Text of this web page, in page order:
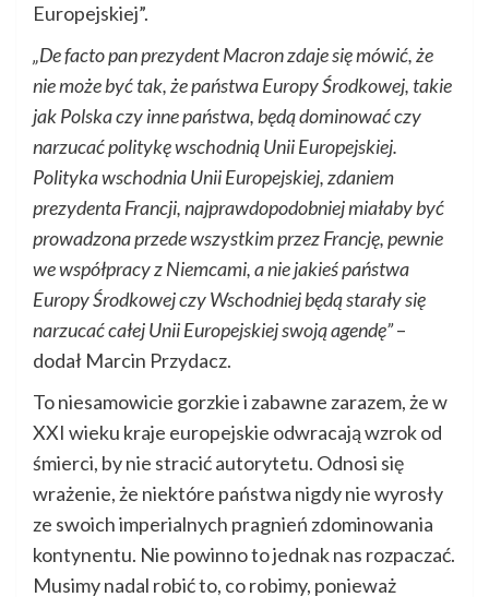
Europejskiej”.
„De facto pan prezydent Macron zdaje się mówić, że
nie może być tak, że państwa Europy Środkowej, takie
jak Polska czy inne państwa, będą dominować czy
narzucać politykę wschodnią Unii Europejskiej.
Polityka wschodnia Unii Europejskiej, zdaniem
prezydenta Francji, najprawdopodobniej miałaby być
prowadzona przede wszystkim przez Francję, pewnie
we współpracy z Niemcami, a nie jakieś państwa
Europy Środkowej czy Wschodniej będą starały się
narzucać całej Unii Europejskiej swoją agendę”–
dodał Marcin Przydacz.
To niesamowicie gorzkie i zabawne zarazem, że w
XXI wieku kraje europejskie odwracają wzrok od
śmierci, by nie stracić autorytetu. Odnosi się
wrażenie, że niektóre państwa nigdy nie wyrosły
ze swoich imperialnych pragnień zdominowania
kontynentu. Nie powinno to jednak nas rozpaczać.
Musimy nadal robić to, co robimy, ponieważ